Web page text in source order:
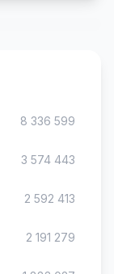
8 336 599
3 574 443
2 592 413
2 191 279